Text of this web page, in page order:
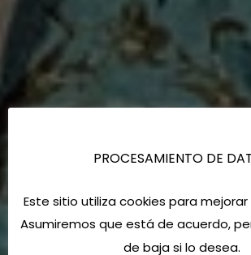
PROCESAMIENTO DE
Este sitio utiliza cookies para mejorar
Asumiremos que está de acuerdo,
de baja si lo desea.